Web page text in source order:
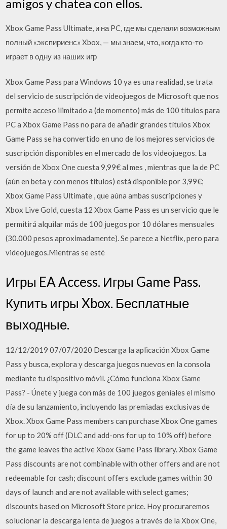
amigos y chatea con ellos.
Xbox Game Pass Ultimate, и на PC, где мы сделали возможным
полный «экспириенс» Xbox, — мы знаем, что, когда кто-то
играет в одну из наших игр
Xbox Game Pass para Windows 10 ya es una realidad, se trata
del servicio de suscripción de videojuegos de Microsoft que nos
permite acceso ilimitado a (de momento) más de 100 títulos para
PC a Xbox Game Pass no para de añadir grandes títulos Xbox
Game Pass se ha convertido en uno de los mejores servicios de
suscripción disponibles en el mercado de los videojuegos. La
versión de Xbox One cuesta 9,99€ al mes , mientras que la de PC
(aún en beta y con menos títulos) está disponible por 3,99€;
Xbox Game Pass Ultimate , que aúna ambas suscripciones y
Xbox Live Gold, cuesta 12 Xbox Game Pass es un servicio que le
permitirá alquilar más de 100 juegos por 10 dólares mensuales
(30.000 pesos aproximadamente). Se parece a Netflix, pero para
videojuegos.Mientras se esté
Игры EA Access. Игры Game Pass.
Купить игры Xbox. Бесплатные
выходные.
12/12/2019 07/07/2020 Descarga la aplicación Xbox Game
Pass y busca, explora y descarga juegos nuevos en la consola
mediante tu dispositivo móvil. ¿Cómo funciona Xbox Game
Pass? - Únete y juega con más de 100 juegos geniales el mismo
día de su lanzamiento, incluyendo las premiadas exclusivas de
Xbox. Xbox Game Pass members can purchase Xbox One games
for up to 20% off (DLC and add-ons for up to 10% off) before
the game leaves the active Xbox Game Pass library. Xbox Game
Pass discounts are not combinable with other offers and are not
redeemable for cash; discount offers exclude games within 30
days of launch and are not available with select games;
discounts based on Microsoft Store price. Hoy procuraremos
solucionar la descarga lenta de juegos a través de la Xbox One,